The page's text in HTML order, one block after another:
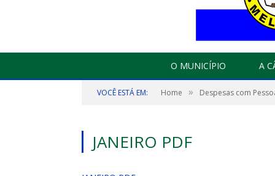
O MUNICÍPIO A
VOCÊ ESTÁ EM: Home » Despesas com
JANEIRO PDF